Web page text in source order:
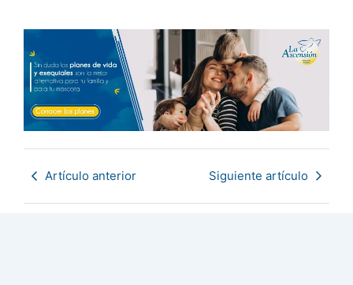
Artículo anterior Siguiente artículo